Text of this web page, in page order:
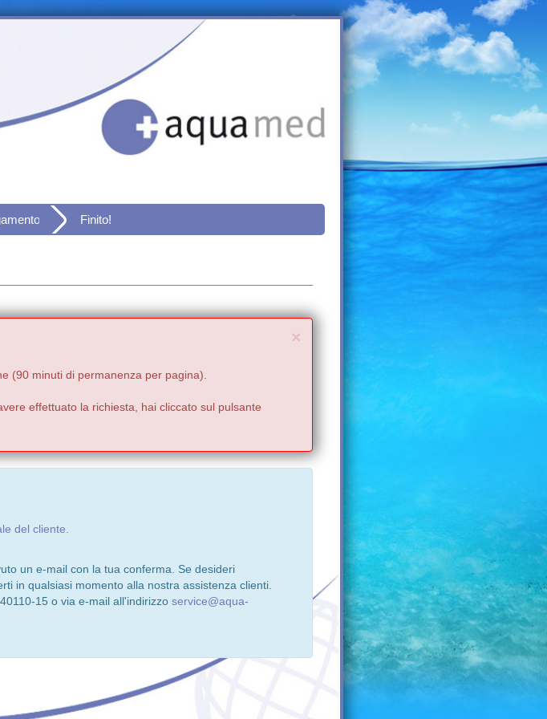
Finito!
×Close
(90 minuti di permanenza per pagina).
effettuato la richiesta, hai cliccato sul pulsante
del cliente.
un e-mail con la tua conferma. Se desideri
in qualsiasi momento alla nostra assistenza clienti.
15 o via e-mail all'indirizzo service@aqua-